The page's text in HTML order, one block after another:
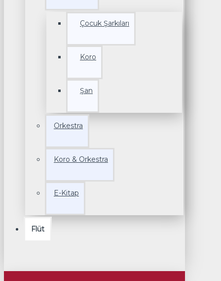
Çocuk Şarkıları
Koro
Şan
Orkestra
Koro & Orkestra
E-Kitap
Flüt